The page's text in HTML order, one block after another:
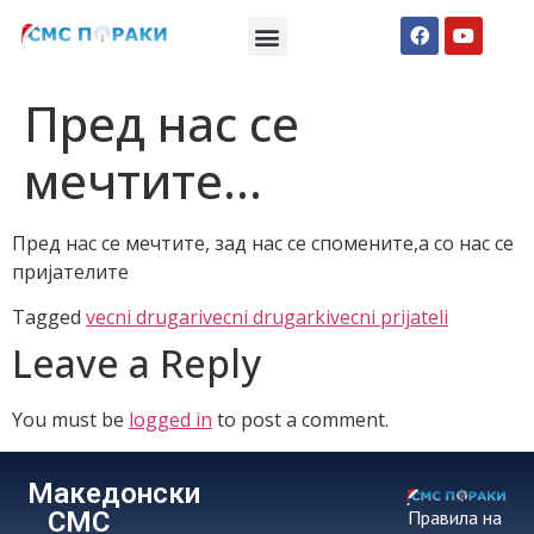
Пред нас се
мечтите…
Пред нас се мечтите, зад нас се спомените,а со нас се
пријателите
Tagged vecni drugarivecni drugarkivecni prijateli
Leave a Reply
You must be logged in to post a comment.
Македонски
СМС
Правила на